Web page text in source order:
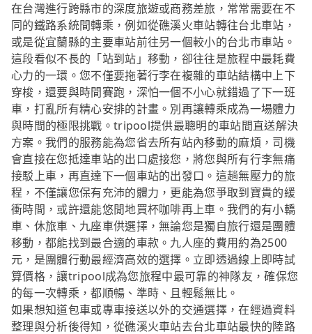
在台灣進行跨縣市的深度旅遊或商務差旅，常常需要在不
同的鐵路系統間轉乘，例如從礁溪火車站轉往台北車站，
或是從宜蘭縣的主要車站前往另一個較小的台北市車站。
這段看似不長的「站到站」移動，卻往往是旅程中最耗費
心力的一環。您不僅要拖著行李在複雜的車站結構中上下
穿梭，還要與時間賽跑，深怕一個不小心就錯過了下一班
車，打亂所有精心安排的計畫。別再讓轉乘成為一場體力
與時間的極限挑戰。tripool提供最聰明的車站間直送解決
方案。我們的服務能為您省去所有站內移動的麻煩，司機
會直接在您抵達車站的出口處接您，將您與所有行李無痛
接駁上車，再直達下一個車站的出發口。這趟無壓力的旅
程，不僅讓您保有充沛的體力，更能為您爭取到寶貴的緩
衝時間，或許還能悠閒地買杯咖啡再上車。我們的有小轎
車、休旅車、九座車供選擇，無論您是獨自旅行還是團體
移動，都能找到最合適的車款。九人座的費用約為2500
元，是團體行動最經濟高效的選擇。立即透過線上即時試
算價格，讓tripool成為您旅程中最可靠的神隊友，確保您
的每一次轉乘，都順暢、準時、且輕鬆無比。
如果想知道包車或專車接送以外的交通選擇，在經過資料
整理與分析後得知，從礁溪火車站去台北車站最快的陸路